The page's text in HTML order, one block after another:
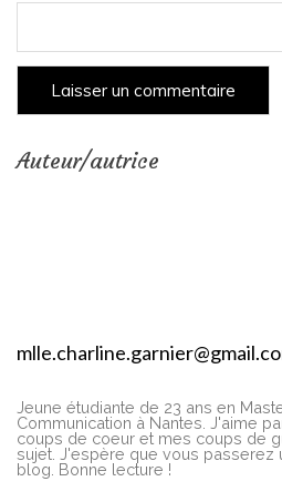
Auteur/autrice
Jeune étudiante de 23 ans en
Communication à Nantes. J'aime
coups de coeur et mes coups de
sujet. J'espère que vous passerez
blog. Bonne lecture !